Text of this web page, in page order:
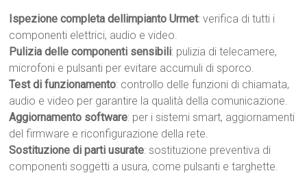
Ispezione completa dellimpianto Urmet: verifica di tutti i
componenti elettrici, audio e video.
Pulizia delle componenti sensibili: pulizia di telecamere,
microfoni e pulsanti per evitare accumuli di sporco.
Test di funzionamento: controllo delle funzioni di chiamata,
audio e video per garantire la qualità della comunicazione.
Aggiornamento software: per i sistemi smart, aggiornamenti
del firmware e riconfigurazione della rete.
Sostituzione di parti usurate: sostituzione preventiva di
componenti soggetti a usura, come pulsanti e targhette.